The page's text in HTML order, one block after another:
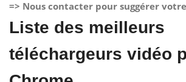
=> Nous contacter pour suggérer
Liste des meilleurs
téléchargeurs vidéo